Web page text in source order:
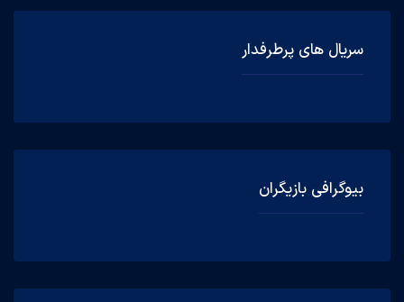
سریال های پرطرفدار
بیوگرافی بازیگران